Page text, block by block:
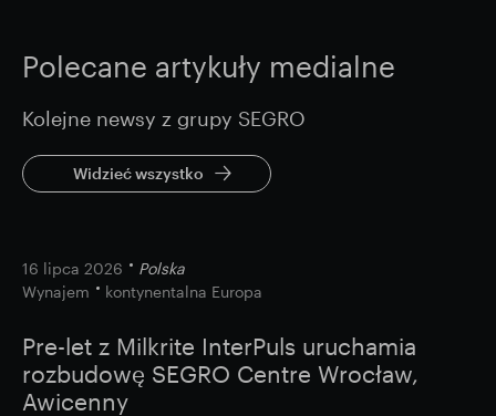
Polecane artykuły medialne
Kolejne newsy z grupy SEGRO
Widzieć wszystko
image16 lipca 2026
Polska
Wynajem
kontynentalna Europa
Pre-let z Milkrite InterPuls uruchamia
rozbudowę SEGRO Centre Wrocław,
Awicenny